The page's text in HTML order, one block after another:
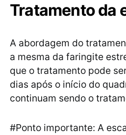
Tratamento da
A abordagem do
a mesma da faringite
que o tratamento pode
dias após o início do
continuam sendo o
#Ponto importante: A